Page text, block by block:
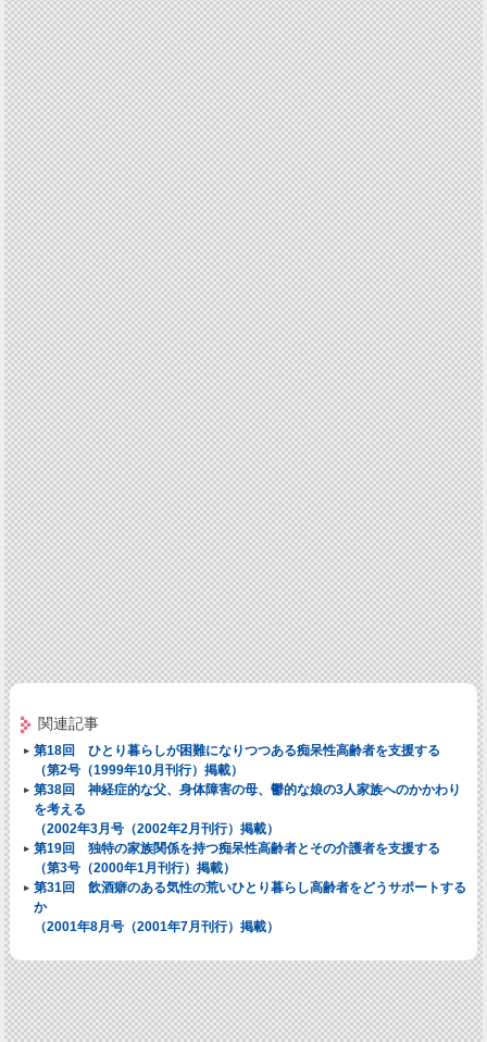
関連記事
第18回 ひとり暮らしが困難になりつつある痴呆性高齢者を支援する
（第2号（1999年10月刊行）掲載）
第38回 神経症的な父、身体障害の母、鬱的な娘の3人家族へのかかわり
を考える
（2002年3月号（2002年2月刊行）掲載）
第19回 独特の家族関係を持つ痴呆性高齢者とその介護者を支援する
（第3号（2000年1月刊行）掲載）
第31回 飲酒癖のある気性の荒いひとり暮らし高齢者をどうサポートする
か
（2001年8月号（2001年7月刊行）掲載）